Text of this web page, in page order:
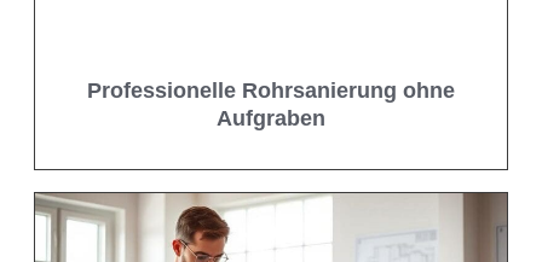
Professionelle Rohrsanierung ohne
Aufgraben